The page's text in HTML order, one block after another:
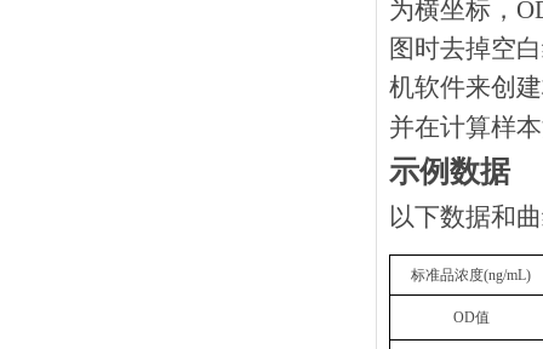
为横坐标，
图时去掉空
机软件来创
并在计算样
示例数据
以下数据和
标准品浓度(ng/mL)
OD值